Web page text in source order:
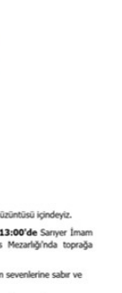
aislamiento acústico
térmico en
térmico en
de aislamiento
radiante.